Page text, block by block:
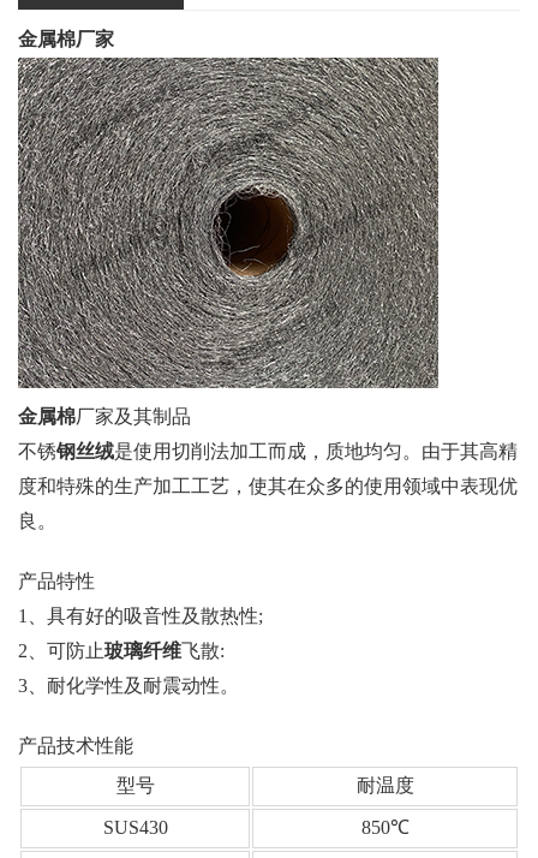
金属棉厂家
金属棉厂家及其制品
不锈钢丝绒是使用切削法加工而成，质地均匀。由于其高精
度和特殊的生产加工工艺，使其在众多的使用领域中表现优
良。
产品特性
1、具有好的吸音性及散热性;
2、可防止玻璃纤维飞散:
3、耐化学性及耐震动性。
产品技术性能
型号
耐温度
SUS430 850℃